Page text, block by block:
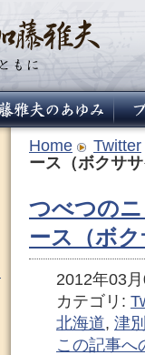
Home
Twitter
ース（ボクサ
つべつの
ース（ボ
2012年03
カテゴリ:
北海道, 津
この記事へ